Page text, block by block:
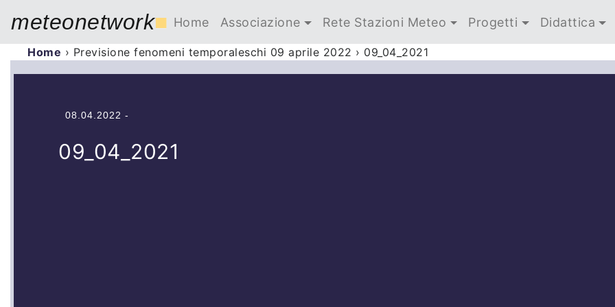
meteonetwork■ Home Associazione Rete Stazioni Meteo Progetti Didattica
Home › Previsione fenomeni temporaleschi 09 aprile 2022 › 09_04_2021
08.04.2022 -
09_04_2021